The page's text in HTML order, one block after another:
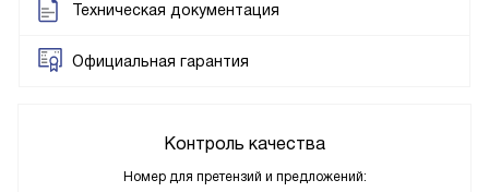
Техническая документация
Официальная гарантия
Контроль качества
Номер для претензий и предложений: